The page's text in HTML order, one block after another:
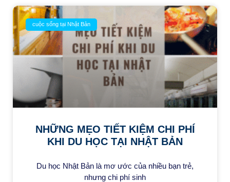
cuộc sống tại Nhật Bản
NHỮNG MẸO TIẾT KIỆM CHI PHÍ
KHI DU HỌC TẠI NHẬT BẢN
Du học Nhật Bản là mơ ước của nhiều bạn trẻ,
nhưng chi phí sinh